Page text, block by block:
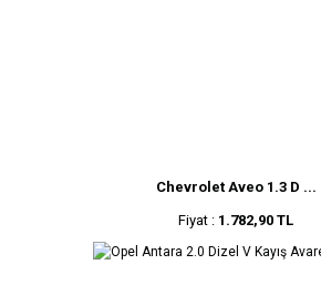
Chevrolet Aveo 1.3 D ...
Fiyat : 1.782,90 TL